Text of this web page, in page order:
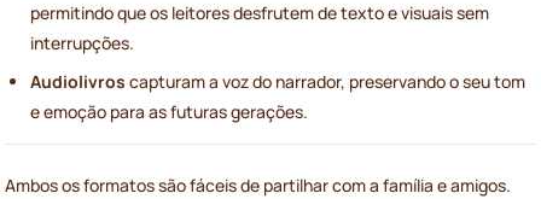
permitindo que os leitores desfrutem de texto e visuais sem
interrupções.
Audiolivros capturam a voz do narrador, preservando o seu tom
e emoção para as futuras gerações.
Ambos os formatos são fáceis de partilhar com a família e amigos.